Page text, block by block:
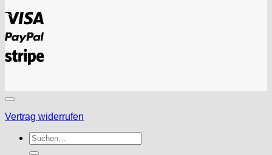
PayPal
Stripe
Vertrag widerrufen
Suchen
nach: